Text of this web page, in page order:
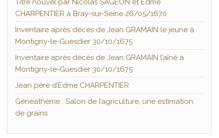
Titre nouvel par Nicolas SAGEON et Edme
CHARPENTIER à Bray-sur-Seine 26/05/1670
Inventaire après décès de Jean GRAMAIN le jeune à
Montigny-le-Guesdier 30/10/1675
Inventaire après décès de Jean GRAMAIN l’aîné à
Montigny-le-Guesdier 30/10/1675
Jean père d’Edme CHARPENTIER
Généathème : Salon de l’agriculture, une estimation
de grains